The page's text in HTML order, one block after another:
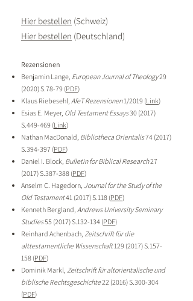
Hier bestellen (Schweiz)
Hier bestellen (Deutschland)
Rezensionen
Benjamin Lange, European Journal of Theology29
(2020) S.78-79 (PDF)
Klaus Riebesehl, AfeT Rezensionen1/2019 (Link)
Esias E. Meyer, Old Testament Essays30 (2017)
S.449-469 (Link)
Nathan MacDonald, Bibliotheca Orientalis74 (2017)
S.394-397 (PDF)
Daniel I. Block, Bulletin for Biblical Research27
(2017) S.387-388 (PDF)
Anselm C. Hagedorn, Journal for the Study of the
Old Testament41 (2017) S.118 (PDF)
Kenneth Bergland, Andrews University Seminary
Studies55 (2017) S.132-134 (PDF)
Reinhard Achenbach, Zeitschrift für die
alttestamentliche Wissenschaft129 (2017)S.157-
158 (PDF)
Dominik Markl, Zeitschrift für altorientalische und
biblische Rechtsgeschichte22 (2016) S.300-304
(PDF)